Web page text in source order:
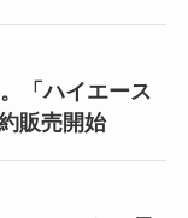
「ハイエース
販売開始